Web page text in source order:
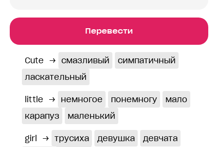
Перевести
Cute → смазливый
симпатичный
ласкательный
little → немногое понемногу
мало
карапуз
маленький
girl → трусиха девушка
девчата